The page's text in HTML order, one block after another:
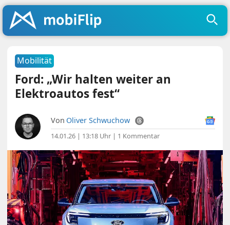
Mobilität
Ford: „Wir halten weiter an
Elektroautos fest“
Von Oliver Schwuchow
14.01.26 | 13:18 Uhr | 1 Kommentar